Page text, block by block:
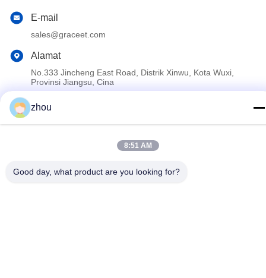
E-mail
sales@graceet.com
Alamat
No.333 Jincheng East Road, Distrik Xinwu, Kota Wuxi,
Provinsi Jiangsu, Cina
Cina Kualitas Baik DPF katalis Pemasok. Hak cipta © 2021-2026
Wuxi Grace Environmental Technology CO,.LTD . Seluruh hak
cipta.
zhou
8:51 AM
Good day, what product are you looking for?